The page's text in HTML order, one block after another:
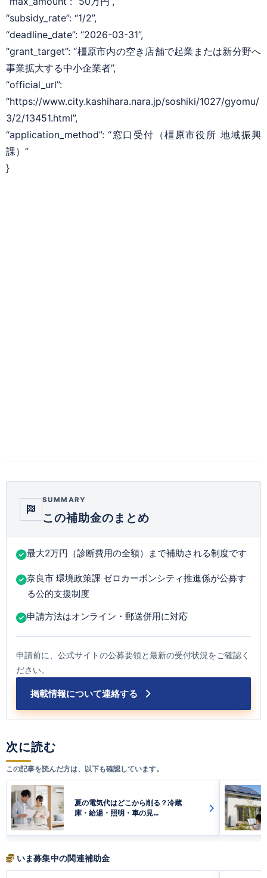
“subsidy_rate”: “1/2”,
“deadline_date”: “2026-03-31”,
“grant_target”: “橿原市内の空き店舗で起業または新分野へ
事業拡大する中小企業者”,
“official_url”:
“https://www.city.kashihara.nara.jp/soshiki/1027/gyomu/
3/2/13451.html”,
“application_method”: “窓口受付（橿原市役所 地域振興
課）”
}
SUMMARY
この補助金のまとめ
最大2万円（診断費用の全額）まで補助される制度です
奈良市 環境政策課 ゼロカーボンシティ推進係が公募す
る公的支援制度
申請方法はオンライン・郵送併用に対応
申請前に、公式サイトの公募要領と最新の受付状況をご確認く
ださい。
掲載情報について連絡する
次に読む
この記事を読んだ方は、以下も確認しています。
夏の電気代はどこから削る？冷蔵
庫・給湯・照明・車の見…
いま募集中の関連補助金